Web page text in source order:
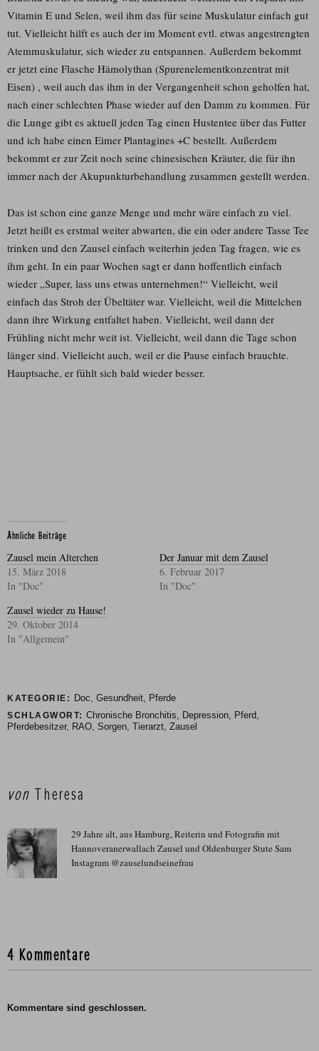
Vitamin E und Selen, weil ihm das für seine Muskulatur einfach gut
tut. Vielleicht hilft es auch der im Moment evtl. etwas angestrengten
Atemmuskulatur, sich wieder zu entspannen. Außerdem bekommt
er jetzt eine Flasche Hämolythan (Spurenelementkonzentrat mit
Eisen) , weil auch das ihm in der Vergangenheit schon geholfen hat,
nach einer schlechten Phase wieder auf den Damm zu kommen. Für
die Lunge gibt es aktuell jeden Tag einen Hustentee über das Futter
und ich habe einen Eimer Plantagines +C bestellt. Außerdem
bekommt er zur Zeit noch seine chinesischen Kräuter, die für ihn
immer nach der Akupunkturbehandlung zusammen gestellt werden.
Das ist schon eine ganze Menge und mehr wäre einfach zu viel.
Jetzt heißt es erstmal weiter abwarten, die ein oder andere Tasse Tee
trinken und den Zausel einfach weiterhin jeden Tag fragen, wie es
ihm geht. In ein paar Wochen sagt er dann hoffentlich einfach
wieder „Super, lass uns etwas unternehmen!“ Vielleicht, weil
einfach das Stroh der Übeltäter war. Vielleicht, weil die Mittelchen
dann ihre Wirkung entfaltet haben. Vielleicht, weil dann der
Frühling nicht mehr weit ist. Vielleicht, weil dann die Tage schon
länger sind. Vielleicht auch, weil er die Pause einfach brauchte.
Hauptsache, er fühlt sich bald wieder besser.
Ähnliche Beiträge
Zausel mein Alterchen
15. März 2018
In "Doc"
Der Januar mit dem Zausel
6. Februar 2017
In "Doc"
Zausel wieder zu Hause!
29. Oktober 2014
In "Allgemein"
KATEGORIE: Doc, Gesundheit, Pferde
SCHLAGWORT: Chronische Bronchitis, Depression, Pferd,
Pferdebesitzer, RAO, Sorgen, Tierarzt, Zausel
von Theresa
29 Jahre alt, aus Hamburg, Reiterin und Fotografin mit
Hannoveranerwallach Zausel und Oldenburger Stute Sam
Instagram @zauselundseinefrau
4 Kommentare
Kommentare sind geschlossen.